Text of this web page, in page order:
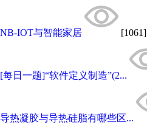
NB-IOT与智能家居 [1061]
[每日一题]“软件定义制造”(2...
导热凝胶与导热硅脂有哪些区...